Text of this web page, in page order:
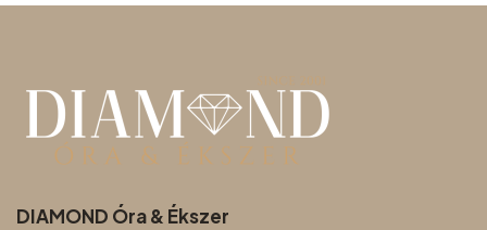
DIAMOND Óra & Ékszer